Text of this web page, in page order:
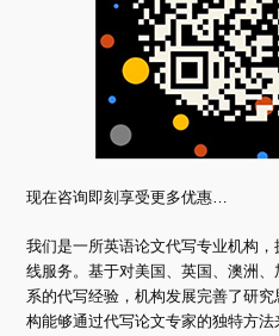
现在咨询即刻享受更多优惠…
我们是一所英语论文代写专业机构
线服务。基于对美国、英国、澳洲
系的代写经验，机构发展完善了研
构能够通过代写论文专家的独特方